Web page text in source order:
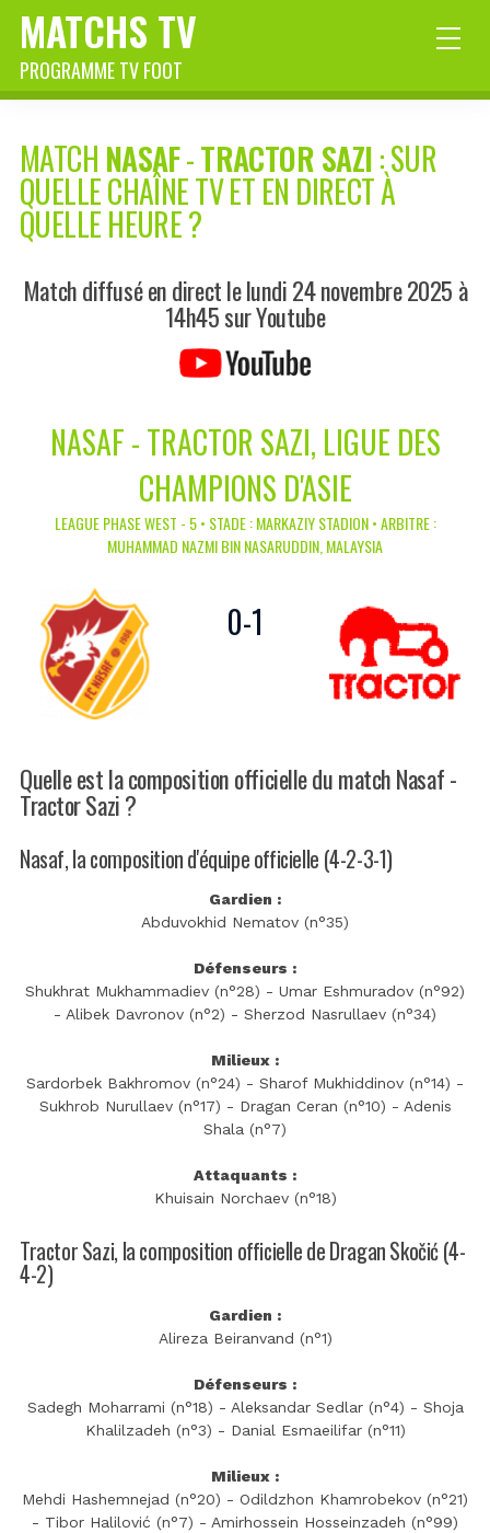
MATCHS TV
PROGRAMME TV FOOT
MATCH NASAF-TRACTOR SAZI: SUR
QUELLE CHAÎNE TV ET EN DIRECT À
QUELLE HEURE ?
Match diffusé en direct le lundi 24 novembre 2025 à
14h45 sur Youtube
NASAF - TRACTOR SAZI, LIGUE DES
CHAMPIONS D'ASIE
LEAGUE PHASE WEST - 5 • STADE : MARKAZIY STADION • ARBITRE :
MUHAMMAD NAZMI BIN NASARUDDIN, MALAYSIA
0-1
Quelle est la composition officielle du match Nasaf -
Tractor Sazi ?
Nasaf, la composition d'équipe officielle (4-2-3-1)
Gardien :
Abduvokhid Nematov (n°35)
Défenseurs :
Shukhrat Mukhammadiev (n°28) - Umar Eshmuradov (n°92)
- Alibek Davronov (n°2) - Sherzod Nasrullaev (n°34)
Milieux :
Sardorbek Bakhromov (n°24) - Sharof Mukhiddinov (n°14) -
Sukhrob Nurullaev (n°17) - Dragan Ceran (n°10) - Adenis
Shala (n°7)
Attaquants :
Khuisain Norchaev (n°18)
Tractor Sazi, la composition officielle de Dragan Skočić (4-
4-2)
Gardien :
Alireza Beiranvand (n°1)
Défenseurs :
Sadegh Moharrami (n°18) - Aleksandar Sedlar (n°4) - Shoja
Khalilzadeh (n°3) - Danial Esmaeilifar (n°11)
Milieux :
Mehdi Hashemnejad (n°20) - Odildzhon Khamrobekov (n°21)
- Tibor Halilović (n°7) - Amirhossein Hosseinzadeh (n°99)